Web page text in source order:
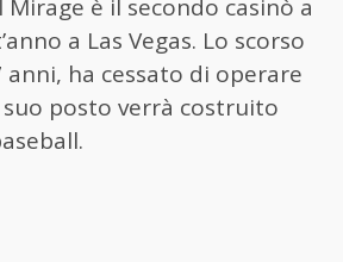
è il secondo casinò a
a Las Vegas. Lo scorso
ha cessato di operare
suo posto verrà costruito